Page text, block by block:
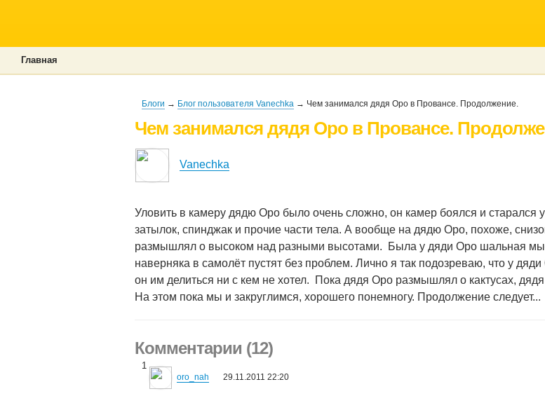
Главная
Блоги → Блог пользователя Vanechka → Чем занимался дядя Оро в Провансе. Продолжение.
Чем занимался дядя Оро в Провансе.
Vanechka
Уловить в камеру дядю Оро было очень сложно, он камер боялся и старался
затылок, спинджак и прочие части тела. А вообще на дядю Оро, похоже,
размышлял о высоком над разными высотами.
Была у дяди Оро шальная
наверняка в самолёт пустят без проблем. Лично я так подозреваю, что у
он им делиться ни с кем не хотел.
Пока дядя Оро размышлял о кактусах,
На этом пока мы и закруглимся, хорошего понемногу. Продолжение следует...
Комментарии (12)
1
oro_nah 29.11.2011 22:20